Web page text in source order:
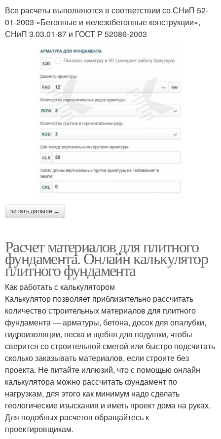
Все расчеты выполняются в соответствии со СНиП 52-
01-2003 «Бетонные и железобетонные конструкции»,
СНиП 3.03.01-87 и ГОСТ Р 52086-2003
читать дальше →
Расчет материалов для плитного
фундамента. Онлайн калькулятор
плитного фундамента
Как работать с калькулятором
Калькулятор позволяет приблизительно рассчитать
количество строительных материалов для плитного
фундамента — арматуры, бетона, досок для опалубки,
гидроизоляции, песка и щебня для подушки, чтобы
сверится со строительной сметой или быстро подсчитать
сколько заказывать материалов, если строите без
проекта. Не питайте иллюзий, что с помощью онлайн
калькулятора можно рассчитать фундамент по
нагрузкам, для этого как минимум надо сделать
геологические изыскания и иметь проект дома на руках.
Для подобных расчетов обращайтесь к
проектировщикам.